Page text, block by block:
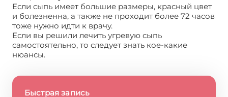
Если сыпь имеет большие размеры, красный цвет
и болезненна, а также не проходит более 72 часов
тоже нужно идти к врачу.
Если вы решили лечить угревую сыпь
самостоятельно, то следует знать кое-какие
нюансы.
Быстрая запись